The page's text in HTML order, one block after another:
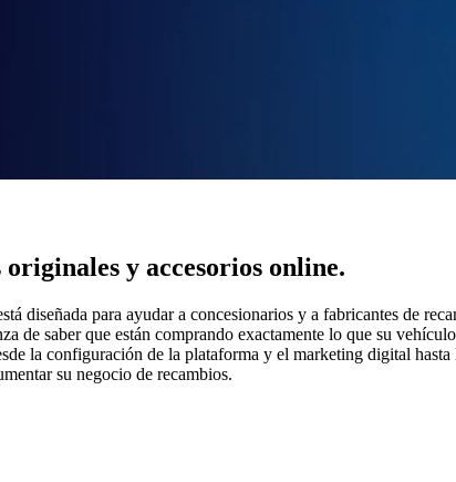
y accesorios online.
diseñada para ayudar a concesionarios y a fabricantes de
de saber que están comprando exactamente lo que su
la configuración de la plataforma y el marketing digital
su negocio de recambios.